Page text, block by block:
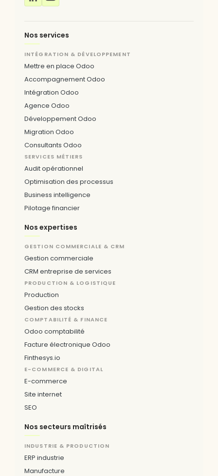
Nos services
INTÉGRATION & DÉVELOPPEMENT
Mettre en place Odoo
Accompagnement Odoo
Intégration Odoo
Agence Odoo
Développement Odoo
Migration Odoo
Consultants Odoo
SERVICES MÉTIERS
Audit opérationnel
Optimisation des processus
Business intelligence
Pilotage financier
Nos expertises
GESTION COMMERCIALE & CRM
Gestion commerciale
CRM entreprise de services
PRODUCTION & LOGISTIQUE
Production
Gestion des stocks
COMPTABILITÉ & FINANCE
Odoo comptabilité
Facture électronique Odoo
Finthesys.io
E-COMMERCE & DIGITAL
E-commerce
Site internet
SEO
Nos secteurs maîtrisés
INDUSTRIE & PRODUCTION
ERP industrie
Manufacture